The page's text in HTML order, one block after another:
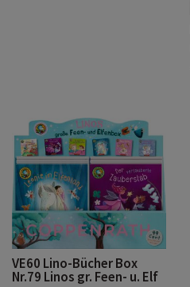
VE60 Lino-Bücher Box
Nr.79 Linos gr. Feen- u. Elf